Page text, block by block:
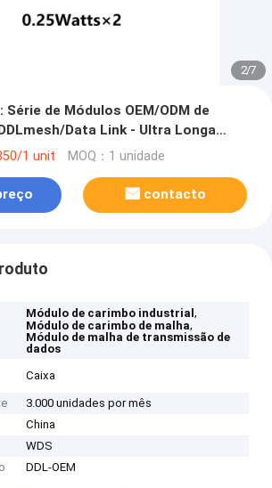
2/7
Série de Módulos OEM/ODM de
Data Link - Ultra Longa
Baixo Custo, Vídeo HD e
1 unit MOQ：1 unidade
contacto
Módulo de carimbo industrial,
Módulo de carimbo de malha,
Módulo de malha de transmissão de
dados
Caixa
3.000 unidades por mês
China
WDS
DDL-OEM